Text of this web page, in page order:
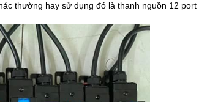
thường hay sử dụng đó là thanh nguồn 12 port